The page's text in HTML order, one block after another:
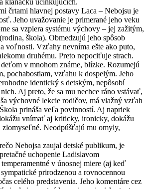
črtami hlavnej postavy Laca – Nebojsu je
Jeho uvažovanie je primerané jeho veku
sa vzpiera systému výchovy – jej zažitým,
škola). Obmedzujú jeho spôsob
voľnosti. Vzťahy nevníma ešte ako puto,
druhému. Preto nepociťuje strach.
v mnohom známe, blízke. Rozumejú
pochabostiam, vzťahu k dospelým. Jeho
identický s detským, nepôsobí
Aj preto, že sa mu nechce ráno vstávať,
výchovné lekcie rodičov, má vlažný vzťah
prináša veľa povinností. Aj napriek
vnímať aj kriticky, ironicky, dokážu
Neodpúšťajú mu omyly,
Nebojsa zaujal detské publikum, je
uchopenie Ladislavom
v únosnej miere (aj keď
prirodzenou a rovnocennou
celého predstavenia. Jeho komentáre cez